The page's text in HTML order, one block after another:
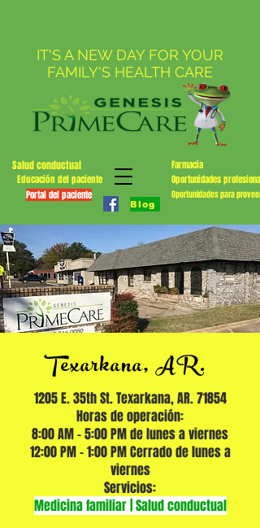
Oportunidades para
Farmacia
Portal del paciente
Educación del paciente Oportunidades
IT'S A NEW DAY FOR YOUR
FAMILY'S HEALTH CARE
Blog
Salud conductual
Texarkana, AR.
1205 E. 35th St. Texarkana, AR. 71854
Horas de operación:
8:00 AM - 5:00 PM de lunes a viernes
12:00 PM - 1:00 PM Cerrado de lunes a
viernes
Servicios:
Medicina familiar | Salud conductual